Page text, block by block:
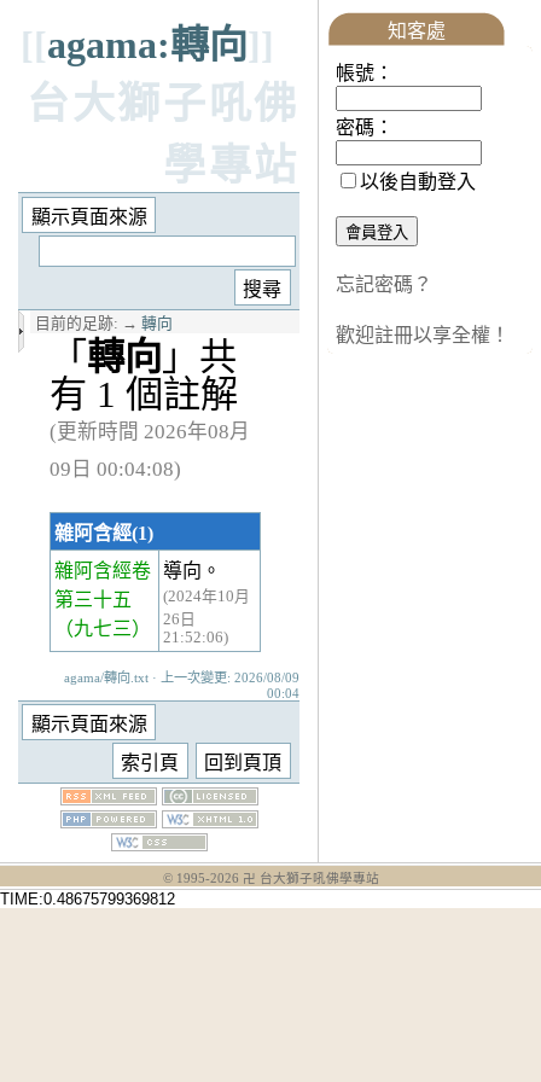
[[agama:轉向]]
台大獅子吼佛
學專站
目前的足跡: → 轉向
「 轉向 」共
有 1 個註解
(更新時間 2026年08月
09日 00:04:08)
雜阿含經(1)
雜阿含經卷
第三十五
（九七三）
導向。
(2024年10月
26日
21:52:06)
agama/轉向.txt · 上一次變更: 2026/08/09
00:04
知客處
帳號：
密碼：
以後自動登入
忘記密碼？
歡迎註冊以享全權！
© 1995-2026 卍 台大獅子吼佛學專站
TIME:0.48675799369812